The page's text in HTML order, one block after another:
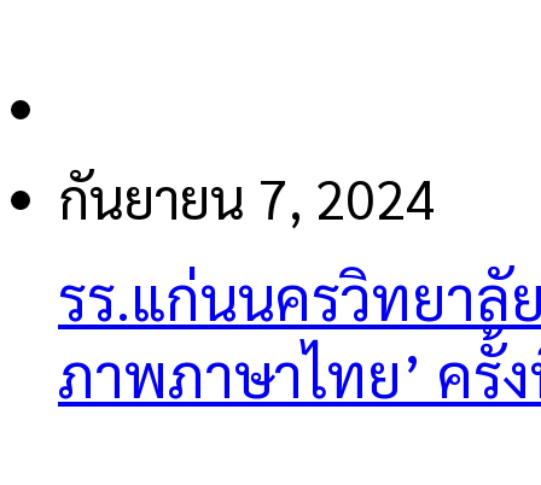
กันยายน 7, 2024
รร.แก่นนครวิทยาลั
ภาพภาษาไทย’ ครั้